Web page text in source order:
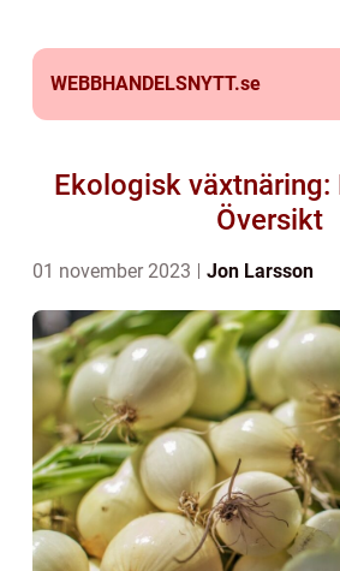
WEBBHANDELSNYTT.se
Ekologisk växtnäring:
Översikt
01 november 2023 Jon Larsson